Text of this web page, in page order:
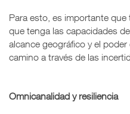
Para esto, es importante
que tenga las capacidades
alcance geográfico y el
camino a través de las
Omnicanalidad y resiliencia